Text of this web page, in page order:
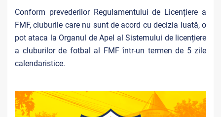
Conform prevederilor Regulamentului de Licențiere a
FMF, cluburile care nu sunt de acord cu decizia luată, o
pot ataca la Organul de Apel al Sistemului de licențiere
a cluburilor de fotbal al FMF într-un termen de 5 zile
calendaristice.